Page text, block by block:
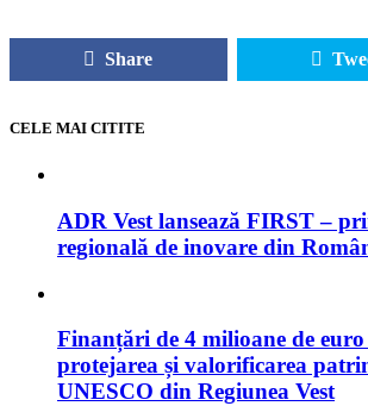
Share
CELE MAI CITITE
ADR Vest lansează FIRST –
regională de inovare din
Finanțări de 4 milioane de
protejarea și valorificarea
UNESCO din Regiunea Vest